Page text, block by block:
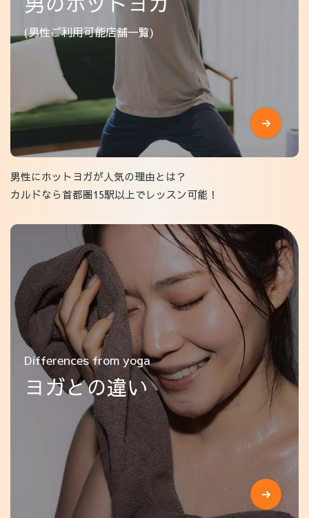
(男性ご利用可能店舗一覧)
男性にホットヨガが人気の理由とは？
カルドなら首都圏15駅以上でレッスン可能！
Differences from yoga
ヨガとの違い